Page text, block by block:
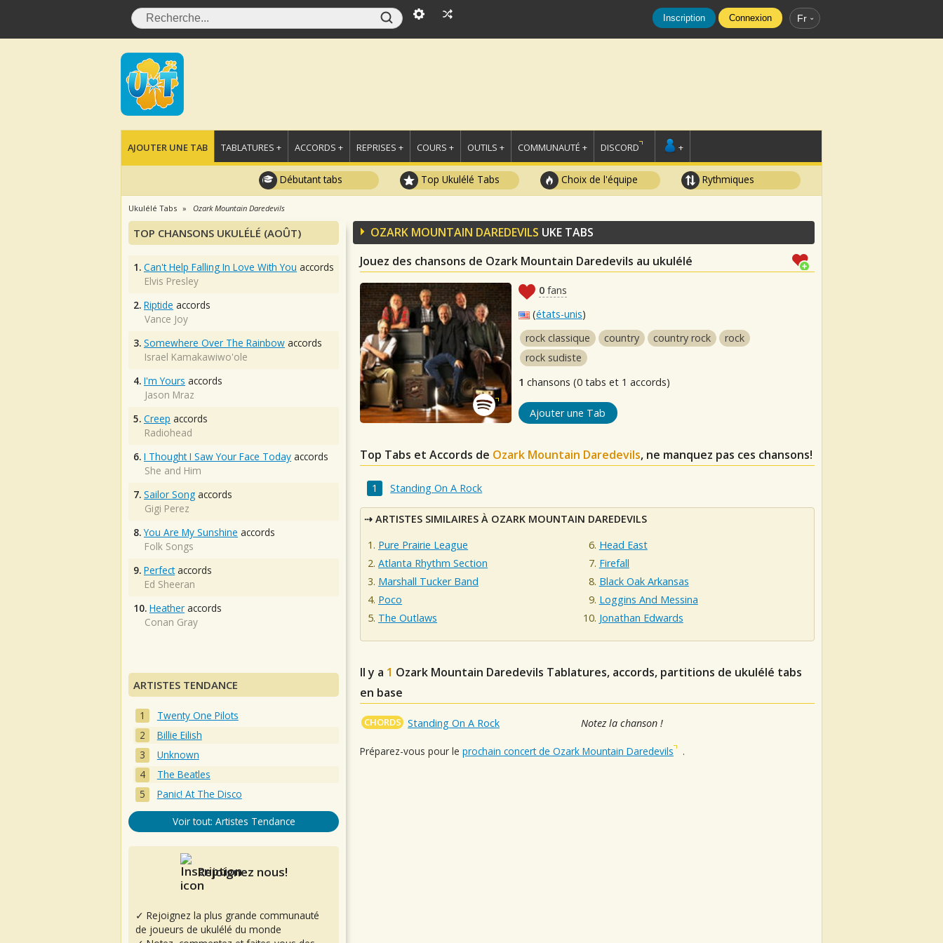
Inscription Connexion Fr
AJOUTER UNE TAB TABLATURES + ACCORDS + REPRISES + COURS + OUTILS + COMMUNAUTÉ + DISCORD +
Débutant tabs Top Ukulélé Tabs Choix de l'équipe Rythmiques
Ukulélé Tabs Ozark Mountain Daredevils
OZARK MOUNTAIN DAREDEVILS UKE TABS
Jouez des chansons de Ozark Mountain Daredevils au ukulélé
0 fans
(états-unis)
rock classique
country country rock
rock
rock sudiste
1 chansons (0 tabs et 1 accords)
Ajouter une Tab
Top Tabs et Accords de Ozark Mountain Daredevils, ne manquez pas ces chansons!
Standing On A Rock
ARTISTES SIMILAIRES À OZARK MOUNTAIN DAREDEVILS
Pure Prairie League
Atlanta Rhythm Section
Marshall Tucker Band
Poco
The Outlaws
Head East
Firefall
Black Oak Arkansas
Loggins And Messina
Jonathan Edwards
Il y a 1 Ozark Mountain Daredevils Tablatures, accords, partitions de ukulélé tabs
en base
CHORDS Standing On A Rock Notez la chanson !
Préparez-vous pour le prochain concert de Ozark Mountain Daredevils .
TOP CHANSONS UKULÉLÉ (AOÛT)
1. Can't Help Falling In Love With You accords
Elvis Presley
2. Riptide accords
Vance Joy
3. Somewhere Over The Rainbow accords
Israel Kamakawiwo'ole
4. I'm Yours accords
Jason Mraz
5. Creep accords
Radiohead
6. I Thought I Saw Your Face Today accords
She and Him
7. Sailor Song accords
Gigi Perez
8. You Are My Sunshine accords
Folk Songs
9. Perfectaccords
Ed Sheeran
10. Heather accords
Conan Gray
ARTISTES TENDANCE
Twenty One Pilots
Billie Eilish
Unknown
The Beatles
Panic! At The Disco
Voir tout: Artistes Tendance
Rejoignez nous!
✓ Rejoignez la plus grande communauté
de joueurs de ukulélé du monde